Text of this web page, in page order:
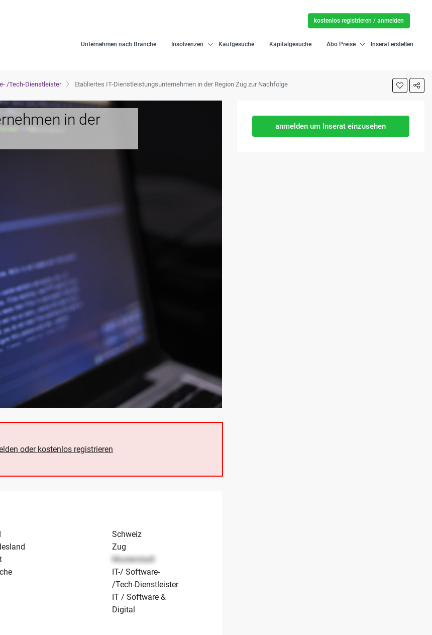
Unternehmen nach Branche Insolvenzen Kaufgesuche Kapitalgesuche Abo Preise Inserat erstellen
kostenlos registrieren / anmelden
/Tech-Dienstleister Etabliertes IT-Dienstleistungsunternehmen in der Region Zug zur Nachfolge
in der
oder kostenlos registrieren
Schweiz
Zug
Musterstadt
IT-/ Software-
/Tech-Dienstleister
IT / Software &
Digital
anmelden um Inserat einzusehen